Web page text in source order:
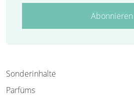
Abonnieren
Sonderinhalte
Parfüms